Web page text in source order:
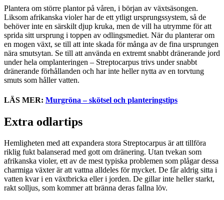
Plantera om större plantor på våren, i början av växtsäsongen.
Liksom afrikanska violer har de ett ytligt ursprungssystem, så de
behöver inte en särskilt djup kruka, men de vill ha utrymme för att
sprida sitt ursprung i toppen av odlingsmediet. När du planterar om
en mogen växt, se till att inte skada för många av de fina ursprungen
nära smutsytan. Se till att använda en extremt snabbt dränerande jord
under hela omplanteringen – Streptocarpus trivs under snabbt
dränerande förhållanden och har inte heller nytta av en torvtung
smuts som håller vatten.
LÄS MER: Murgröna – skötsel och planteringstips
Extra odlartips
Hemligheten med att expandera stora Streptocarpus är att tillföra
riklig fukt balanserad med gott om dränering. Utan tvekan som
afrikanska violer, ett av de mest typiska problemen som plågar dessa
charmiga växter är att vattna alldeles för mycket. De får aldrig sitta i
vatten kvar i en växtbricka eller i jorden. De gillar inte heller starkt,
rakt solljus, som kommer att bränna deras fallna löv.